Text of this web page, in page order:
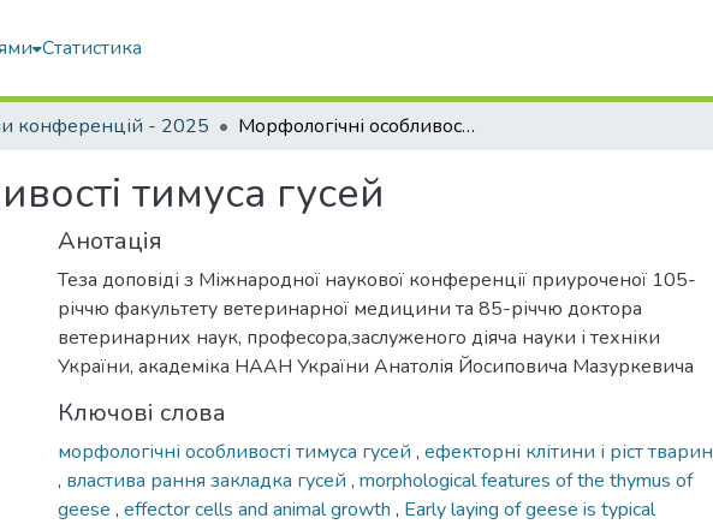
Статистика
конференцій - 2025 Морфологічні особливості тимуса гусей
тимуса гусей
Анотація
Теза доповіді з Міжнародної наукової конференції приуроченої 105-
річчю факультету ветеринарної медицини та 85-річчю доктора
ветеринарних наук, професора,заслуженого діяча науки і техніки
України, академіка НААН України Анатолія Йосиповича Мазуркевича
Ключові слова
морфологічні особливості тимуса гусей , ефекторні клітини і ріст тварин
, властива рання закладка гусей , morphological features of the thymus of
geese , effector cells and animal growth , Early laying of geese is typical